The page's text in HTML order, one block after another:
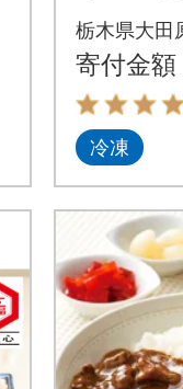
ー 3パ
栃木県大田
寄付金額
冷凍